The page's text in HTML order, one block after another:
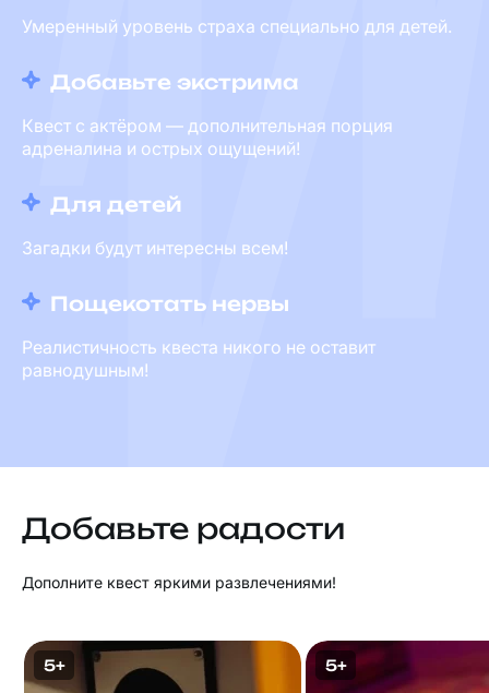
Умеренный уровень страха специально для детей.
Добавьте экстрима
Квест с актёром — дополнительная порция
адреналина и острых ощущений!
Для детей
Загадки будут интересны всем!
Пощекотать нервы
Реалистичность квеста никого не оставит
равнодушным!
Добавьте радости
Дополните квест яркими развлечениями!
5+ 5+